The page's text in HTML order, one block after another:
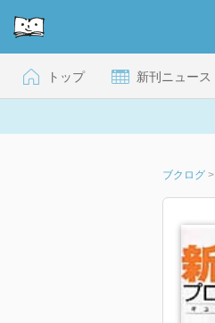
トップ 新刊ニュース
ブクログ >